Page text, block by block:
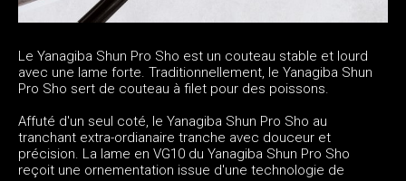
Le Yanagiba Shun Pro Sho est un couteau stable et lourd
avec une lame forte. Traditionnellement, le Yanagiba Shun
Pro Sho sert de couteau à filet pour des poissons.
Affuté d'un seul coté, le Yanagiba Shun Pro Sho au
tranchant extra-ordianaire tranche avec douceur et
précision. La lame en VG10 du Yanagiba Shun Pro Sho
reçoit une ornementation issue d'une technologie de